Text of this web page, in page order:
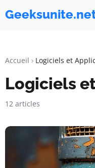
Accueil Logiciels et
Logiciels
12 articles